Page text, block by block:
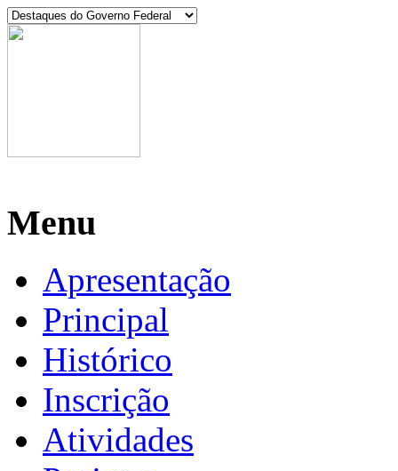
Menu
Apresentação
Principal
Histórico
Inscrição
Atividades